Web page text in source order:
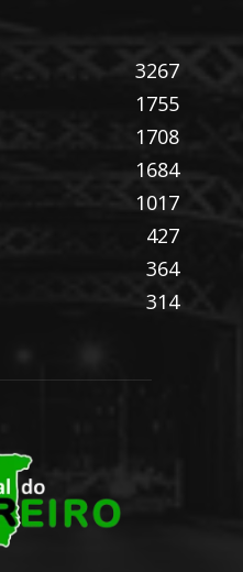
3267
1755
1708
1684
1017
427
364
314